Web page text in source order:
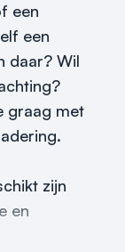
een
een
daar? Wil
graag met
zijn
en